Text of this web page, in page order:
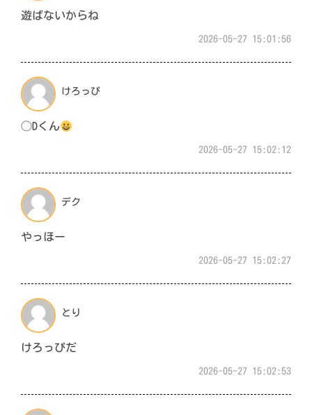
遊ばないからね
2026-05-27 15:01:56
けろっぴ
◯Dくん
2026-05-27 15:02:12
デク
やっほー
2026-05-27 15:02:27
とり
けろっぴだ
2026-05-27 15:02:53